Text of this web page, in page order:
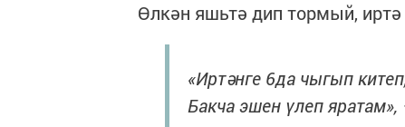
Өлкән яшьтә дип тормый, иртә
«Иртәнге 6да чыгып
Бакча эшен үлеп яратам»,